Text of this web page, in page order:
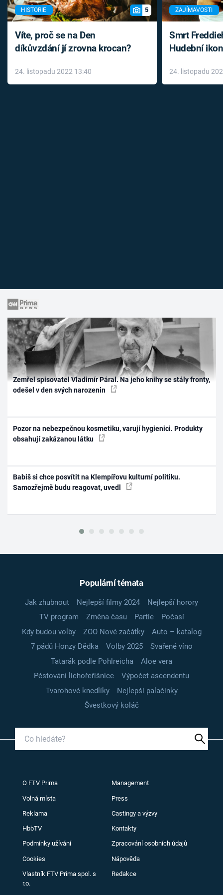
HISTORIE 5
Víte, proč se na Den
díkůvzdání jí zrovna krocan?
24. listopadu 2022 13:40
ZAJÍMAVOSTI
Smrt
Hudební
léky
24. listopadu
Zemřel spisovatel Vladimír Páral. Na jeho knihy se stály fronty,
odešel v den svých narozenin
Pozor na nebezpečnou kosmetiku, varují hygienici. Produkty
obsahují zakázanou látku
Babiš si chce posvítit na Klempířovu kulturní politiku.
Samozřejmě budu reagovat, uvedl
Populární témata
Jak zhubnout Nejlepší filmy 2024
Nejlepší horory
TV program
Změna času Partie
Počasí
Kdy budou volby
ZOO Nové začátky
Auto – katalog
7 pádů Honzy Dědka
Volby 2025
Svařené víno
Tatarák podle Pohlreicha
Aloe vera
Pěstování lichořeřišnice
Výpočet ascendentu
Tvarohové knedlíky
Nejlepší palačinky
Švestkový koláč
O FTV Prima Management
Volná místa Press
Reklama Castingy a výzvy
HbbTV Kontakty
Podmínky užívání Zpracování osobních údajů
Cookies Nápověda
Vlastník FTV Prima spol. s
r.o.
Redakce